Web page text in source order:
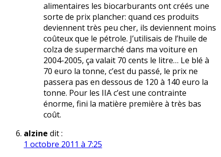
alimentaires les biocarburants ont créés une
sorte de prix plancher: quand ces produits
deviennent très peu cher, ils deviennent moins
coûteux que le pétrole. J’utilisais de l’huile de
colza de supermarché dans ma voiture en
2004-2005, ça valait 70 cents le litre… Le blé à
70 euro la tonne, c’est du passé, le prix ne
passera pas en dessous de 120 à 140 euro la
tonne. Pour les IIA c’est une contrainte
énorme, fini la matière première à très bas
coût.
alzine dit :
1 octobre 2011 à 7:25